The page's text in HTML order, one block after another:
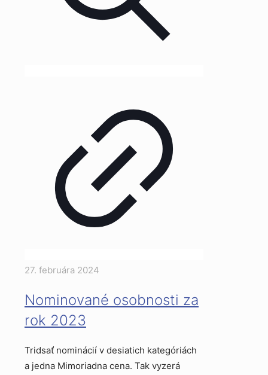
27. februára 2024
Nominované osobnosti za
rok 2023
Tridsať nominácií v desiatich kategóriách
a jedna Mimoriadna cena. Tak vyzerá